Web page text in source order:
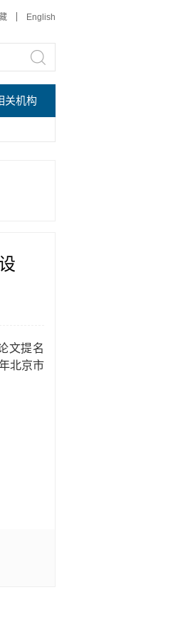
English
关机构
文提名
北京市